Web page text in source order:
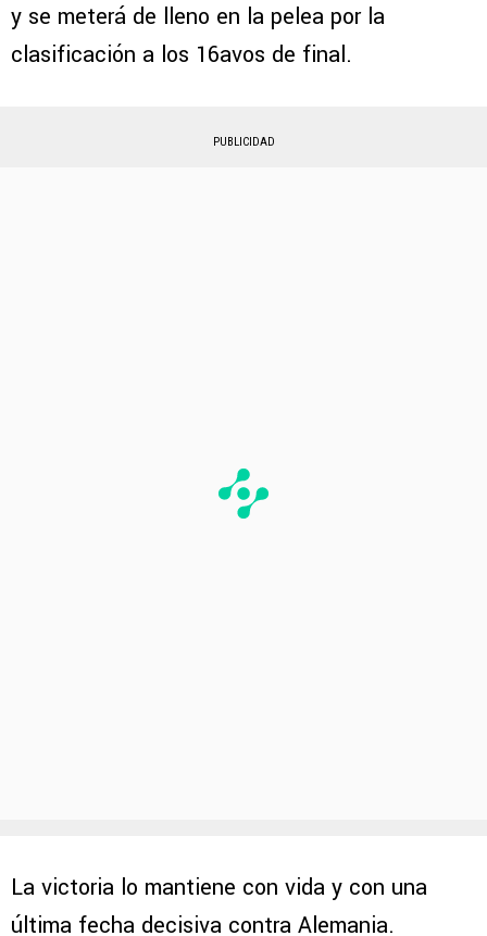
y se meterá de lleno en la pelea por la
clasificación a los 16avos de final.
PUBLICIDAD
La victoria lo mantiene con vida y con una
última fecha decisiva contra Alemania.